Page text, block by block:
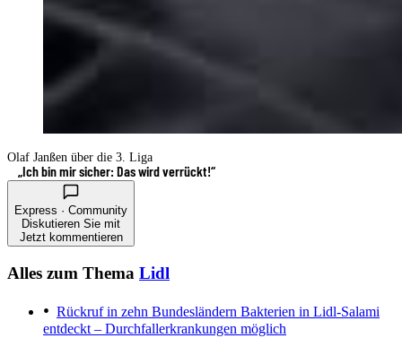
Olaf Janßen über die 3. Liga
„Ich bin mir sicher: Das wird verrückt!“
Express · Community
Diskutieren Sie mit
Jetzt kommentieren
Alles zum Thema Lidl
Rückruf in zehn Bundesländern Bakterien in Lidl-Salami
entdeckt – Durchfallerkrankungen möglich